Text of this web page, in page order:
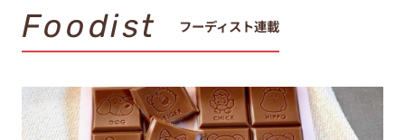
Foodist フーディスト連載